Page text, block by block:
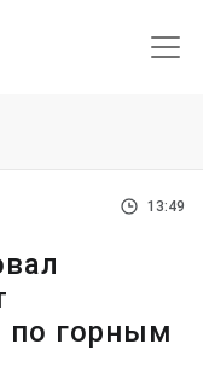
13:49
по горным